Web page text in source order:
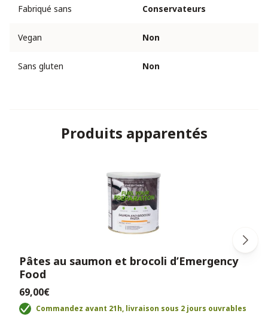
Fabriqué sans Conservateurs
Vegan Non
Sans gluten Non
Produits apparentés
Pâtes au saumon et brocoli d’Emergency
Food
69,00€
Commandez avant 21h, livraison sous 2 jours ouvrables